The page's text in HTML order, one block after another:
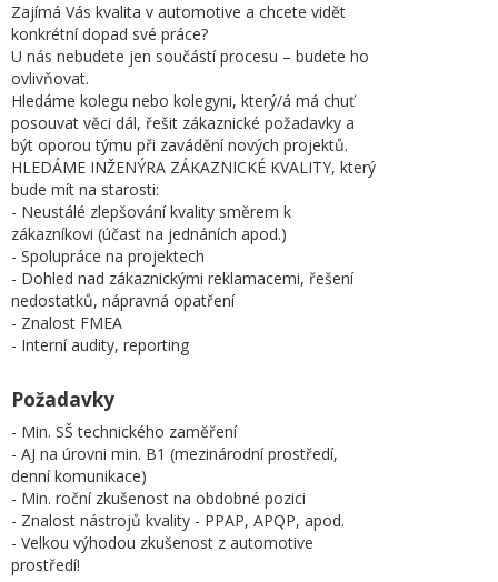
Zajímá Vás kvalita v automotive a chcete vidět
konkrétní dopad své práce?
U nás nebudete jen součástí procesu – budete ho
ovlivňovat.
Hledáme kolegu nebo kolegyni, který/á má chuť
posouvat věci dál, řešit zákaznické požadavky a
být oporou týmu při zavádění nových projektů.
HLEDÁME INŽENÝRA ZÁKAZNICKÉ KVALITY, který
bude mít na starosti:
- Neustálé zlepšování kvality směrem k
zákazníkovi (účast na jednáních apod.)
- Spolupráce na projektech
- Dohled nad zákaznickými reklamacemi, řešení
nedostatků, nápravná opatření
- Znalost FMEA
- Interní audity, reporting
Požadavky
- Min. SŠ technického zaměření
- AJ na úrovni min. B1 (mezinárodní prostředí,
denní komunikace)
- Min. roční zkušenost na obdobné pozici
- Znalost nástrojů kvality - PPAP, APQP, apod.
- Velkou výhodou zkušenost z automotive
prostředí!